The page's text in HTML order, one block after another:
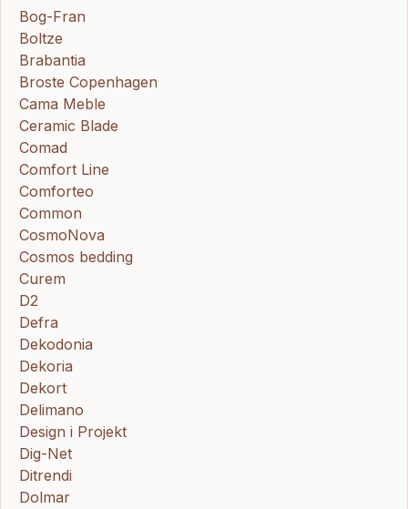
Bog-Fran
Boltze
Brabantia
Broste Copenhagen
Cama Meble
Ceramic Blade
Comad
Comfort Line
Comforteo
Common
CosmoNova
Cosmos bedding
Curem
D2
Defra
Dekodonia
Dekoria
Dekort
Delimano
Design i Projekt
Dig-Net
Ditrendi
Dolmar